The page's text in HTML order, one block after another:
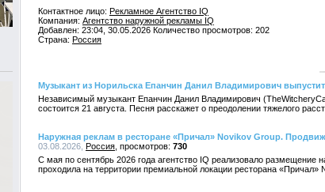
Контактное лицо: Рекламное Агентство IQ
Компания: Агентство наружной рекламы IQ
Добавлен: 23:04, 30.05.2026 Количество просмотров: 202
Страна: Россия
Музыкант из Норильска Епанчин Данил Владимирович
Независимый музыкант Епанчин Данил Владимирович
состоится 21 августа. Песня расскажет о преодолении тяжелого
Наружная реклам в ресторане «Причал» Novikov Group.
03.08.2026, Россия
730
С мая по сентябрь 2026 года агентство IQ реализовало
проходила на территории премиальной локации ресторана «Причал»